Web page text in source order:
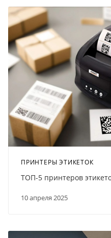
ПРИНТЕРЫ ЭТИКЕТОК
10 апреля 2025
ТОП-5 принтеров